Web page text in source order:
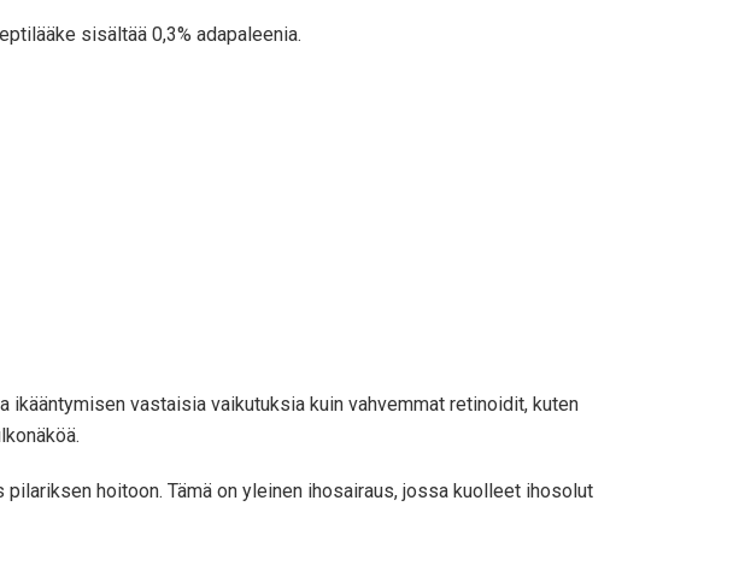
sisältää 0,3% adapaleenia.
vastaisia ​​vaikutuksia kuin vahvemmat retinoidit, kuten
hoitoon. Tämä on yleinen ihosairaus, jossa kuolleet ihosolut